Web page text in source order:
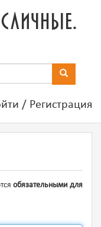
/ Регистрация
обязательными для